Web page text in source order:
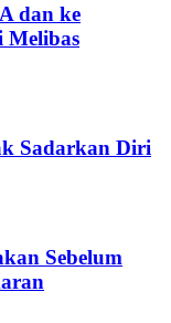
dan ke
Melibas
Sadarkan Diri
Sebelum